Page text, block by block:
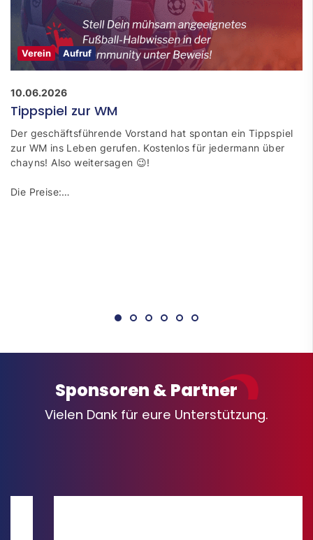
Verein Aufruf
10.06.2026
Tippspiel zur WM
Der geschäftsführende Vorstand hat spontan ein Tippspiel
zur WM ins Leben gerufen. Kostenlos für jedermann über
chayns! Also weitersagen 😉!
Die Preise:…
Sponsoren & Partner
Vielen Dank für eure Unterstützung.